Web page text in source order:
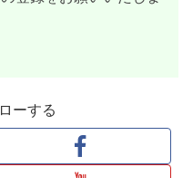
ーする